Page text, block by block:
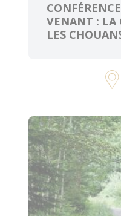
VENANT : LA
LES